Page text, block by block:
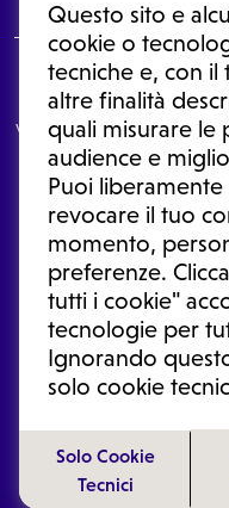
Questo sito e
cookie o
tecniche e, con il
altre finalità
quali misurare le
audience e
Puoi
revocare il tuo
momento,
preferenze.
tutti i cookie"
tecnologie per
Ignorando
solo cookie
Solo Cookie
Tecnici
Le informazioni proposte in
In nessun caso, queste
visita o una diagnosi
le informazioni disponibili
una diagnosi, la
sospensione di un
medicina
Condizioni di utilizzo
Ⓒ 2026